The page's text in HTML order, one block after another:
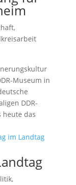
,
Museum in
DDR-
heute das
,